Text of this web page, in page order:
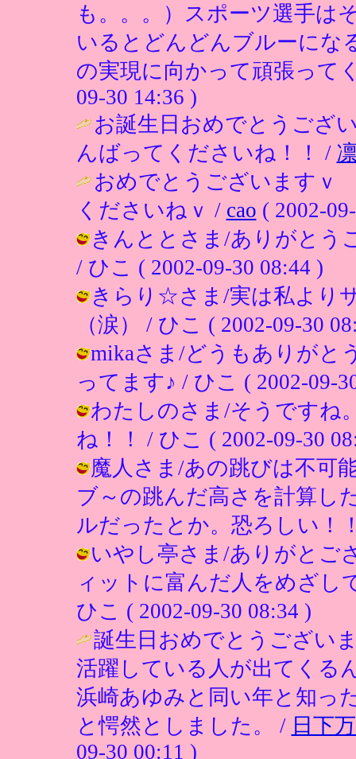
も。。。）スポーツ選手は
いるとどんどんブルーに
の実現に向かって頑張って
09-30 14:36 )
お誕生日おめでとうござ
んばってくださいね！！ /
おめでとうございますｖ
くださいねｖ / cao ( 2002-
きんととさま/ありがとう
/ ひこ ( 2002-09-30 08:44 )
きらり☆さま/実は私より
（涙） / ひこ ( 2002-09-30
mikaさま/どうもありがと
ってます♪ / ひこ ( 2002-09-
わたしのさま/そうですね
ね！！ / ひこ ( 2002-09-30
魔人さま/あの跳びは不可
ブ～の跳んだ高さを計算し
ルだったとか。恐ろしい！
いやし亭さま/ありがとご
ィットに富んだ人をめざし
ひこ ( 2002-09-30 08:34 )
誕生日おめでとうござい
活躍している人が出てくる
浜崎あゆみと同い年と知っ
と愕然としました。 / 日下
09-30 00:11 )